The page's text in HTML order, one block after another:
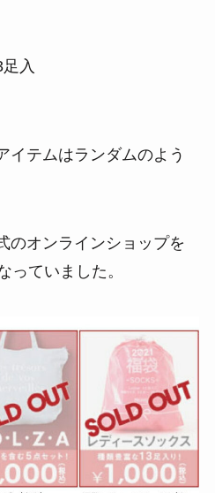
入
イテムはランダムのよう
のオンラインショップを
っていました。